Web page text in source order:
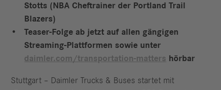
Stotts (NBA Cheftrainer der Portland Trail
Blazers)
Teaser-Folge ab jetzt auf allen gängigen
Streaming-Plattformen sowie unter
daimler.com/transportation-matters hörbar
Stuttgart – Daimler Trucks & Buses startet mit